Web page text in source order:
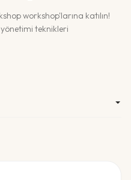
workshop'larına katılın!
teknikleri